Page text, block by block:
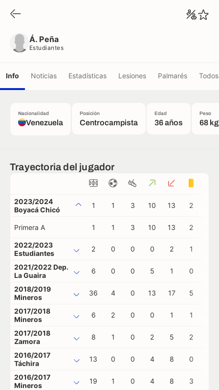
Á. Peña
Estudiantes
Info Noticias Estadísticas Lesiones Palmarés
Nacionalidad
Venezuela
Posición
Centrocampista
Edad
36 años
Peso
68 kg
Trayectoria del jugador
2023/2024
Boyacá Chicó
1 1 3 10 13 2
Primera A 1 1 3 10 13 2
2022/2023
Estudiantes
2 0 0 0 2 1
2021/2022 Dep.
La Guaira
6 0 0 5 1 0
2018/2019
Mineros
36 4 0 13 17 5
2017/2018
Mineros
6 2 0 0 1 1
2017/2018
Zamora
8 1 0 2 5 2
2016/2017
Táchira
13 0 0 4 8 0
2016/2017
Mineros
19 1 0 4 8 3